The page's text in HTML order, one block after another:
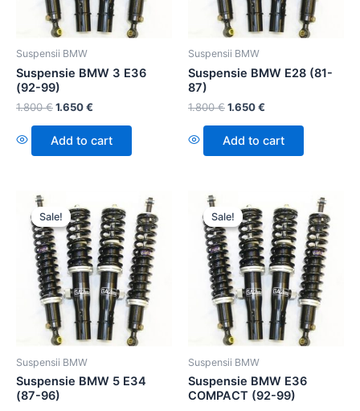
Suspensii BMW
Suspensie BMW 3 E36
(92-99)
1.800€1.650€
Add to cart
Suspensii BMW
Suspensie BMW E28 (81-
87)
1.800€1.650€
Add to cart
Sale!
Sale!
Suspensii BMW
Suspensie BMW 5 E34
(87-96)
Sale!
Sale!
Suspensii BMW
Suspensie BMW E36
COMPACT (92-99)